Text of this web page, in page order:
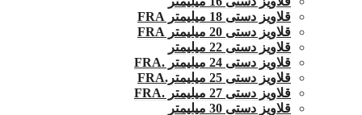
قلاویز دستی 18 میلیمتر FRA
قلاویز دستی 20 میلیمتر FRA
قلاویز دستی 22 میلیمتر
قلاویز دستی 24 میلیمتر .FRA
قلاویز دستی 25 میلیمتر.FRA
قلاویز دستی 27 میلیمتر .FRA
قلاویز دستی 30 میلیمتر